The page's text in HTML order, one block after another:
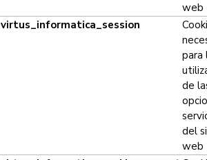
web
virtus_informatica_session
para
de
del
web